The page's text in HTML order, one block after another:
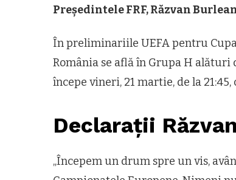
Președintele FRF, Răzvan
În preliminariile UEFA pentru Cupa
România se află în Grupa H alături
începe vineri, 21 martie, de la
Declarații
„Începem un drum spre un vis,